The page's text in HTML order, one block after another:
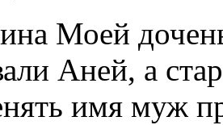
Моей
Аней, а
имя муж